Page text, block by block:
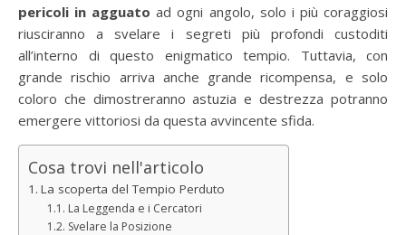
pericoli in agguato ad ogni angolo, solo i più coraggiosi
riusciranno a svelare i segreti più profondi custoditi
all’interno di questo enigmatico tempio. Tuttavia, con
grande rischio arriva anche grande ricompensa, e solo
coloro che dimostreranno astuzia e destrezza potranno
emergere vittoriosi da questa avvincente sfida.
Cosa trovi nell'articolo
La scoperta del Tempio Perduto
La Leggenda e i Cercatori
Svelare la Posizione